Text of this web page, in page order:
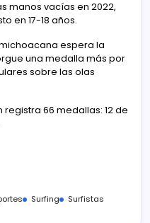
manos vacías en 2022,
en 17-18 años.
espera la
una medalla más por
sobre las olas
66 medallas: 12 de
Surfing Surfistas